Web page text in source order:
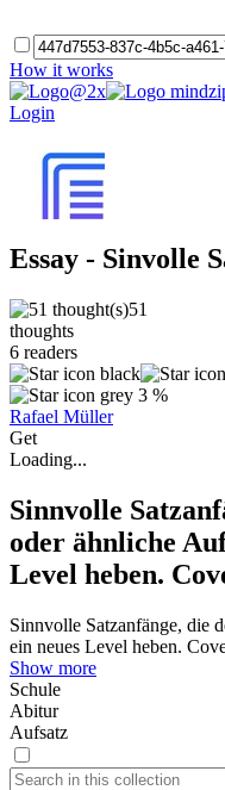
How it works
Login
Essay - Sinvolle
51
thoughts
6 readers
3 %
Rafael Müller
Get
Loading...
Sinnvolle
oder ähnliche
Level heben.
Sinnvolle Satzanfänge, die
ein neues Level heben.
Show more
Schule
Abitur
Aufsatz